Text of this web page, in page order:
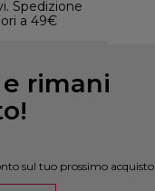
Spedizione
a 49€
rimani
sul tuo prossimo acquisto